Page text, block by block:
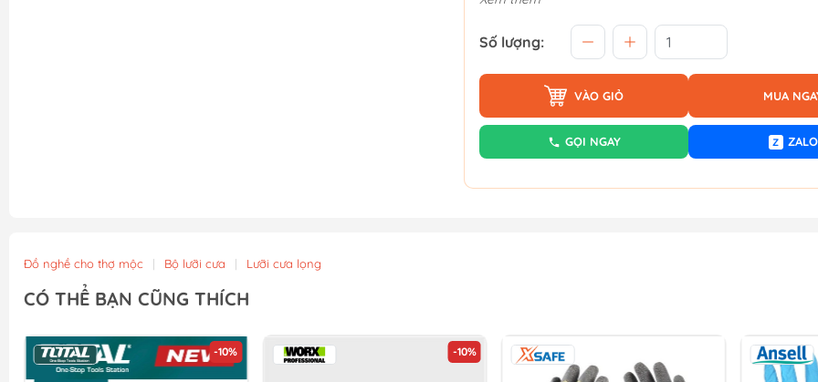
Số lượng:
VÀO GIỎ MUA
GỌI NGAY Z ZALO
Đồ nghề cho thợ mộc | Bộ lưỡi cưa | Lưỡi cưa lọng
CÓ THỂ BẠN CŨNG THÍCH
-10% -10%